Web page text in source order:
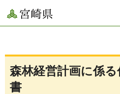
宮崎県
森林経営計画に係
書